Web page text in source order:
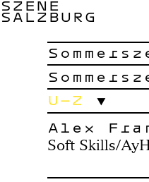
SZENE
SALZBURG
U–Z
Alex
Soft Skills/